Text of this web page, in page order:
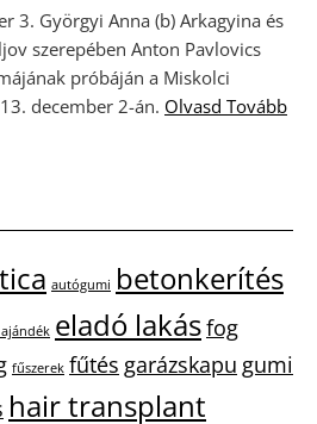
3. Györgyi Anna (b) Arkagyina és
szerepében Anton Pavlovics
próbáján a Miskolci
december 2-án. Olvasd Tovább
autógumi betonkerítés
eladó lakásfog
fűszerek fűtés garázskapu gumi
hair transplant